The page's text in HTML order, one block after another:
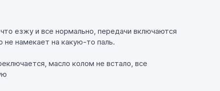
езжу и все нормально, передачи включаются
не намекает на какую-то паль.
масло колом не встало, все